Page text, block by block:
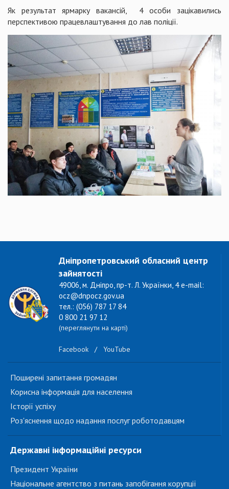
Як результат ярмарку вакансій, 4 особи зацікавились
перспективою працевлаштування до лав поліції.
Дніпропетровський обласний центр
зайнятості
49006, м. Дніпро, пр-т. Л. Українки, 4 e-mail:
ocz@dnpocz.gov.ua
тел.: (056) 787 17 84
0 800 21 97 12
(переглянути на карті)
Facebook / YouTube
Поширені запитання громадян
Корисна інформація для населення
Історії успіху
Роз'яснення щодо надання послуг роботодавцям
Державні інформаційні ресурси
Президент України
Національне агентство з питань запобігання корупції